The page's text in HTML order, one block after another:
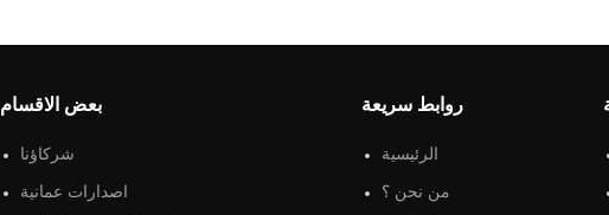
بعض الاقسام
شركاؤنا
اصدارات عمانية
روابط سريعة
الرئيسية
من نحن ؟